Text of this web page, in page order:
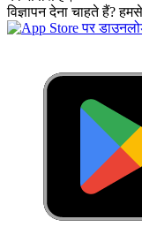
विज्ञापन देना चाहते हैं?